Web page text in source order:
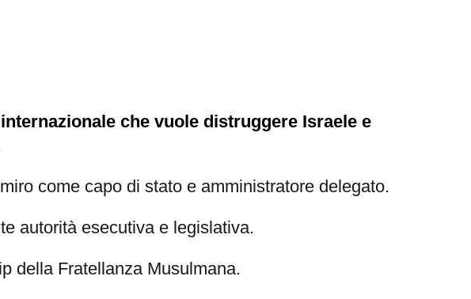
che vuole distruggere Israele e
come capo di stato e amministratore delegato.
autorità esecutiva e legislativa.
della Fratellanza Musulmana.